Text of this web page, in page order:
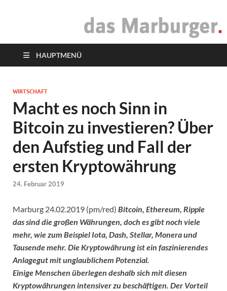
das Marburger.
HAUPTMENÜ
WIRTSCHAFT
Macht es noch Sinn in
Bitcoin zu investieren? Über
den Aufstieg und Fall der
ersten Kryptowährung
24. Februar 2019
Marburg 24.02.2019 (pm/red) Bitcoin, Ethereum, Ripple
das sind die großen Währungen, doch es gibt noch viele
mehr, wie zum Beispiel Iota, Dash, Stellar, Monera und
Tausende mehr. Die Kryptowährung ist ein faszinierendes
Anlagegut mit unglaublichem Potenzial.
Einige Menschen überlegen deshalb sich mit diesen
Kryptowährungen intensiver zu beschäftigen. Der Vorteil